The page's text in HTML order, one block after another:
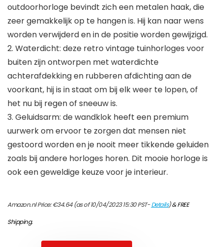
outdoorhorloge bevindt zich een metalen haak, die
zeer gemakkelijk op te hangen is. Hij kan naar wens
worden verwijderd en in de positie worden gewijzigd.
2. Waterdicht: deze retro vintage tuinhorloges voor
buiten zijn ontworpen met waterdichte
achterafdekking en rubberen afdichting aan de
voorkant, hij is in staat om bij elk weer te lopen, of
het nu bij regen of sneeuw is.
3. Geluidsarm: de wandklok heeft een premium
uurwerk om ervoor te zorgen dat mensen niet
gestoord worden en je nooit meer tikkende geluiden
zoals bij andere horloges horen. Dit mooie horloge is
ook een geweldige keuze voor je interieur.
Amazon.nl Price:€34.64(as of 10/04/2023 15:30 PST-Details)&FREE
Shipping.